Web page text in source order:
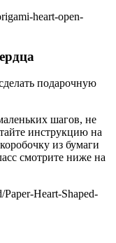
heart-open-
подарочную
шагов, не
инструкцию на
из бумаги
смотрите ниже на
Heart-Shaped-